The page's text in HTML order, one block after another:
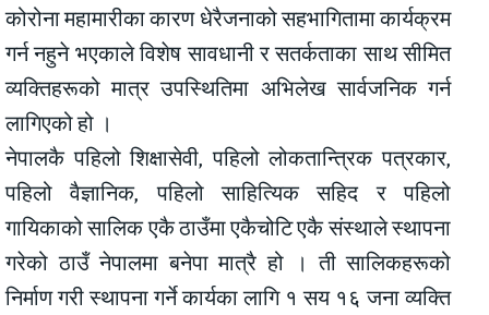
कोरोना महामारीका कारण धेरैजनाको सहभागितामा कार्यक्रम
गर्न नहुने भएकाले विशेष सावधानी र सतर्कताका साथ सीमित
व्यक्तिहरूको मात्र उपस्थितिमा अभिलेख सार्वजनिक गर्न
लागिएको हो ।
नेपालकै पहिलो शिक्षासेवी, पहिलो लोकतान्त्रिक पत्रकार,
पहिलो वैज्ञानिक, पहिलो साहित्यिक सहिद र पहिलो
गायिकाको सालिक एकै ठाउँमा एकैचोटि एकै संस्थाले स्थापना
गरेको ठाउँ नेपालमा बनेपा मात्रै हो । ती सालिकहरूको
निर्माण गरी स्थापना गर्ने कार्यका लागि १ सय १६ जना व्यक्ति